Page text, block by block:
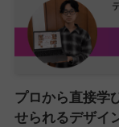
プロから直接学
せられるデザイ